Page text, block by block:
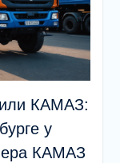
КАМАЗ:
у
КАМАЗ